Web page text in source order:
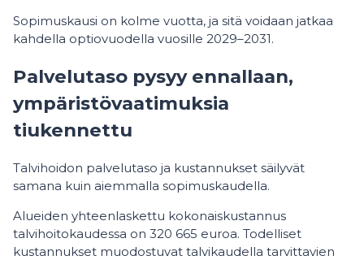
Sopimuskausi on kolme vuotta, ja sitä voidaan jatkaa
kahdella optiovuodella vuosille 2029–2031.
Palvelutaso pysyy ennallaan,
ympäristövaatimuksia
tiukennettu
Talvihoidon palvelutaso ja kustannukset säilyvät
samana kuin aiemmalla sopimuskaudella.
Alueiden yhteenlaskettu kokonaiskustannus
talvihoitokaudessa on 320 665 euroa. Todelliset
kustannukset muodostuvat talvikaudella tarvittavien